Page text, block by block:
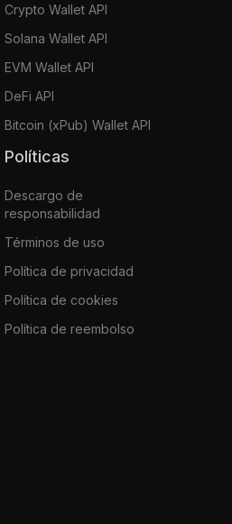
Crypto Wallet API
Solana Wallet API
EVM Wallet API
DeFi API
Bitcoin (xPub) Wallet API
Políticas
Descargo de
responsabilidad
Términos de uso
Política de privacidad
Política de cookies
Política de reembolso